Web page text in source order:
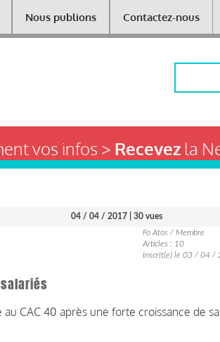
Nous publions Contactez-nous
vos infos > Recevezla
04 / 04 / 2017 | 30 vues
Fo Atos / Membre
Articles : 10
Inscrit(e) le 03 / 04 /
CAC 40 après une forte croissance de